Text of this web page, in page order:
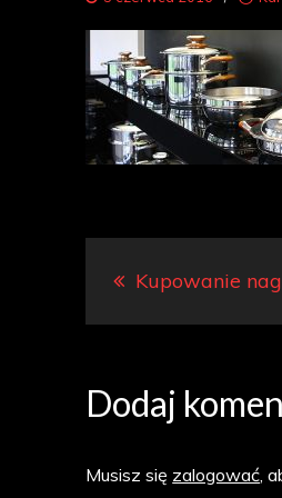
wpisu
Kupowanie
Dodaj
Musisz się zalogować,